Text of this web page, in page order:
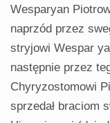
Wesparyan
naprzód przez
stryjowi Wespar
następnie przez
Chyryzostomowi
sprzedał braciom